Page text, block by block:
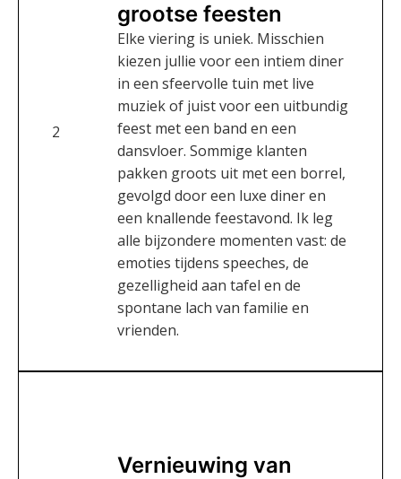
grootse feesten
Elke viering is uniek. Misschien
kiezen jullie voor een intiem diner
in een sfeervolle tuin met live
muziek of juist voor een uitbundig
feest met een band en een
dansvloer. Sommige klanten
pakken groots uit met een borrel,
gevolgd door een luxe diner en
een knallende feestavond. Ik leg
alle bijzondere momenten vast: de
emoties tijdens speeches, de
gezelligheid aan tafel en de
spontane lach van familie en
vrienden.
2
Vernieuwing van